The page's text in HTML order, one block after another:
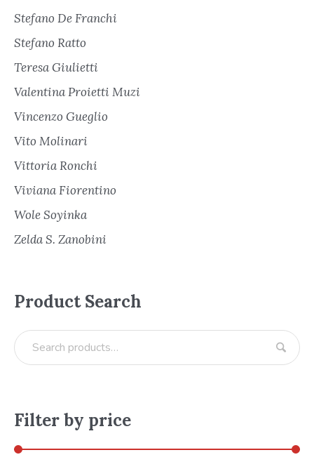
Stefano De Franchi
Stefano Ratto
Teresa Giulietti
Valentina Proietti Muzi
Vincenzo Gueglio
Vito Molinari
Vittoria Ronchi
Viviana Fiorentino
Wole Soyinka
Zelda S. Zanobini
Product Search
Filter by price